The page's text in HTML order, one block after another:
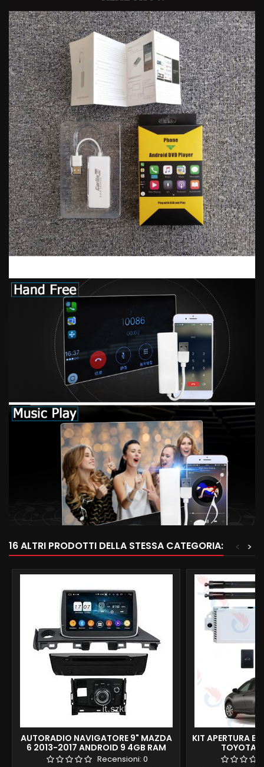
16 ALTRI PRODOTTI DELLA STESSA CATEGORIA: >
<
AUTORADIO NAVIGATORE 9" MAZDA
6 2013-2017 ANDROID 9 4GB RAM
FULL PREMIUM GIANTECH
Recensioni: 0
KIT APERTURA
TOYOTA